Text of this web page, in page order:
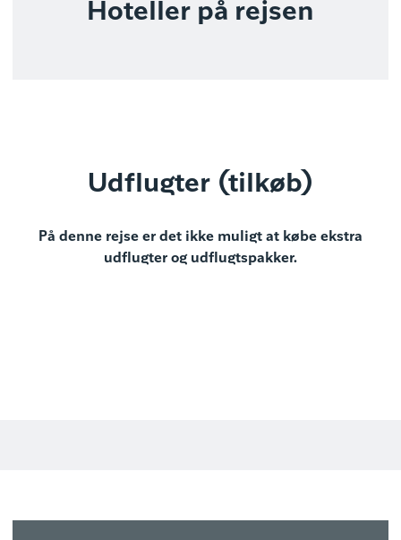
Hoteller på rejsen
Udflugter (tilkøb)
På denne rejse er det ikke muligt at købe ekstra
udflugter og udflugtspakker.